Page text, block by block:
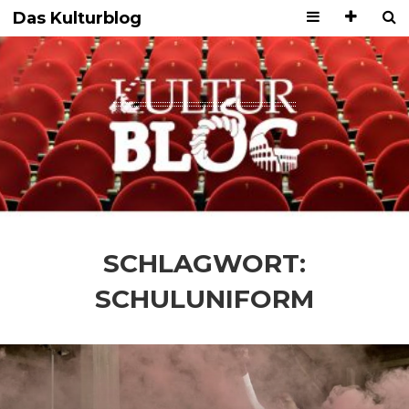
Das Kulturblog
SCHLAGWORT:
SCHULUNIFORM